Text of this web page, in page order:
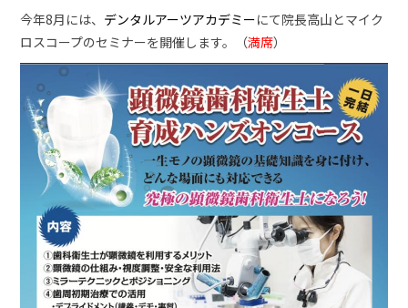
今年8月には、 デンタルアーツアカデミーにて院長高山とマイク
ロスコープのセミナーを開催します。（満席）